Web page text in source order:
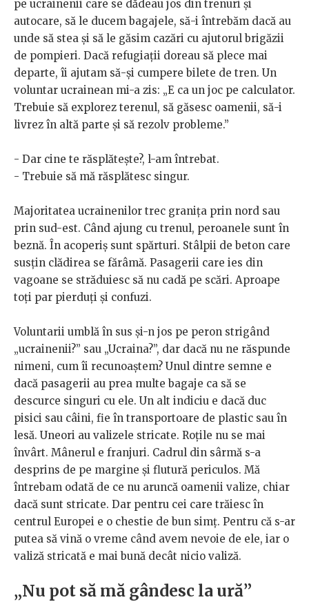
pe ucrainenii care se dădeau jos din trenuri și
autocare, să le ducem bagajele, să-i întrebăm dacă au
unde să stea și să le găsim cazări cu ajutorul brigăzii
de pompieri. Dacă refugiații doreau să plece mai
departe, îi ajutam să-și cumpere bilete de tren. Un
voluntar ucrainean mi-a zis: „E ca un joc pe calculator.
Trebuie să explorez terenul, să găsesc oamenii, să-i
livrez în altă parte și să rezolv probleme.”
- Dar cine te răsplătește?, l-am întrebat.
- Trebuie să mă răsplătesc singur.
Majoritatea ucrainenilor trec granița prin nord sau
prin sud-est. Când ajung cu trenul, peroanele sunt în
beznă. În acoperiș sunt spărturi. Stâlpii de beton care
susțin clădirea se fărâmă. Pasagerii care ies din
vagoane se străduiesc să nu cadă pe scări. Aproape
toți par pierduți și confuzi.
Voluntarii umblă în sus și-n jos pe peron strigând
„ucrainenii?” sau „Ucraina?”, dar dacă nu ne răspunde
nimeni, cum îi recunoaștem? Unul dintre semne e
dacă pasagerii au prea multe bagaje ca să se
descurce singuri cu ele. Un alt indiciu e dacă duc
pisici sau câini, fie în transportoare de plastic sau în
lesă. Uneori au valizele stricate. Roțile nu se mai
învârt. Mânerul e franjuri. Cadrul din sârmă s-a
desprins de pe margine și flutură periculos. Mă
întrebam odată de ce nu aruncă oamenii valize, chiar
dacă sunt stricate. Dar pentru cei care trăiesc în
centrul Europei e o chestie de bun simț. Pentru că s-ar
putea să vină o vreme când avem nevoie de ele, iar o
valiză stricată e mai bună decât nicio valiză.
„Nu pot să mă gândesc la ură”